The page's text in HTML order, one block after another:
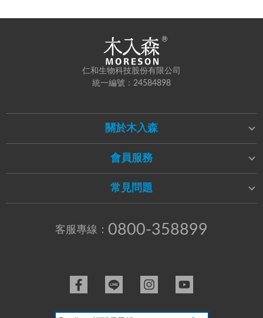
仁和生物科技股份有限公司
統一編號：24584898
關於木入森
會員服務
常見問題
客服專線： 0800-358899